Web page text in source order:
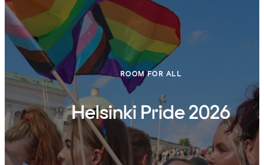
ROOM FOR ALL
Helsinki Pride 2026